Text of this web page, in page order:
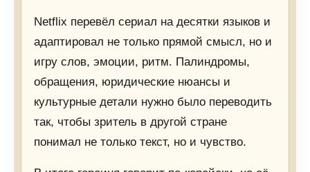
Netflix перевёл сериал на десятки языков и
адаптировал не только прямой смысл, но и
игру слов, эмоции, ритм. Палиндромы,
обращения, юридические нюансы и
культурные детали нужно было переводить
так, чтобы зритель в другой стране
понимал не только текст, но и чувство.